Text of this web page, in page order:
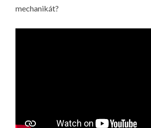
mechanikát?